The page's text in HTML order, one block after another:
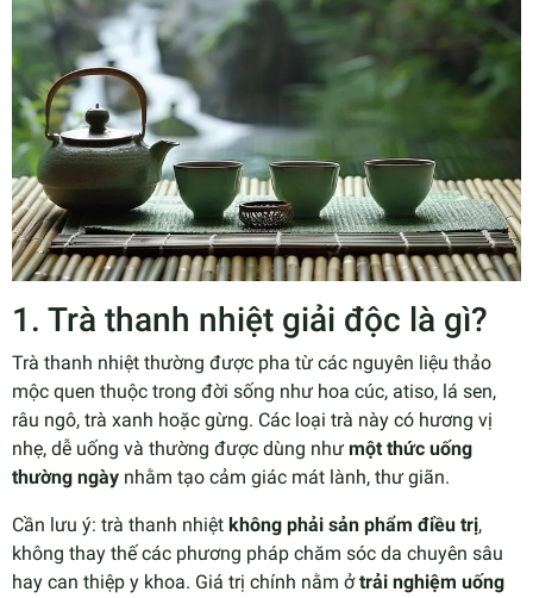
1. Trà thanh nhiệt giải độc là gì?
Trà thanh nhiệt thường được pha từ các nguyên liệu thảo
mộc quen thuộc trong đời sống như hoa cúc, atiso, lá sen,
râu ngô, trà xanh hoặc gừng. Các loại trà này có hương vị
nhẹ, dễ uống và thường được dùng như một thức uống
thường ngày nhằm tạo cảm giác mát lành, thư giãn.
Cần lưu ý: trà thanh nhiệt không phải sản phẩm điều trị,
không thay thế các phương pháp chăm sóc da chuyên sâu
hay can thiệp y khoa. Giá trị chính nằm ởtrải nghiệm uống